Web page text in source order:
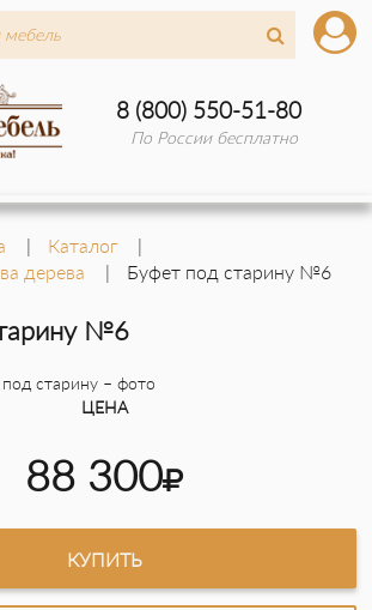
8 (800) 550-51-80
По России бесплатно
Каталог
дерева
Буфет под старину №6
№6
ЦЕНА
88 300
КУПИТЬ